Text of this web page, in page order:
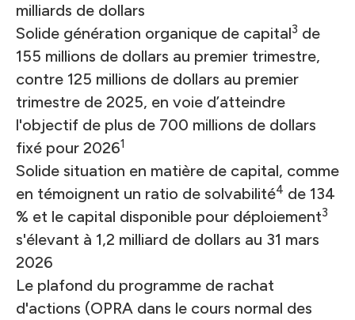
milliards de dollars
Solide génération organique de capital3 de
155 millions de dollars au premier trimestre,
contre 125 millions de dollars au premier
trimestre de 2025, en voie d’atteindre
l'objectif de plus de 700 millions de dollars
fixé pour 20261
Solide situation en matière de capital, comme
en témoignent un ratio de solvabilité4 de 134
% et le capital disponible pour déploiement3
s'élevant à 1,2 milliard de dollars au 31 mars
2026
Le plafond du programme de rachat
d'actions (OPRA dans le cours normal des